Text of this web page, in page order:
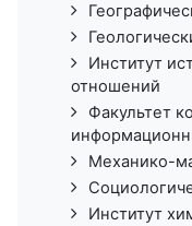
Институт
отношений
Факультет
Механико-
Институт